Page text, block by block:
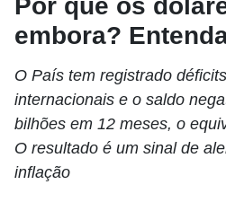
Por que os
embora?
O País tem registrado
internacionais e o saldo
bilhões em 12 meses, o
O resultado é um sinal de
inflação